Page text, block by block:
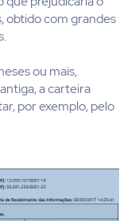
obtido com grandes
ou mais,
a carteira
por exemplo, pelo